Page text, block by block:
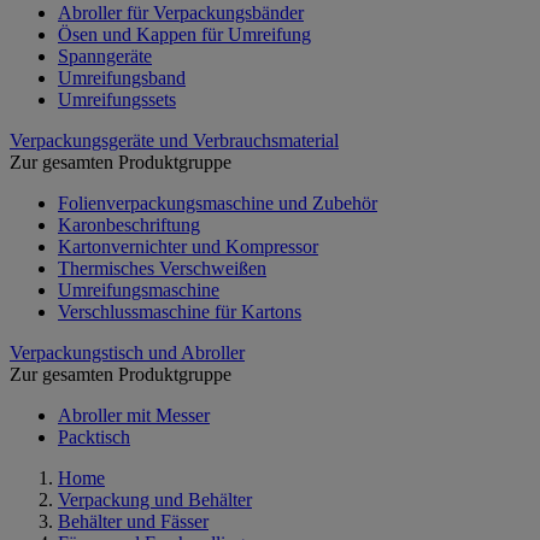
Abroller für Verpackungsbänder
Ösen und Kappen für Umreifung
Spanngeräte
Umreifungsband
Umreifungssets
Verpackungsgeräte und Verbrauchsmaterial
Zur gesamten Produktgruppe
Folienverpackungsmaschine und Zubehör
Karonbeschriftung
Kartonvernichter und Kompressor
Thermisches Verschweißen
Umreifungsmaschine
Verschlussmaschine für Kartons
Verpackungstisch und Abroller
Zur gesamten Produktgruppe
Abroller mit Messer
Packtisch
Home
Verpackung und Behälter
Behälter und Fässer